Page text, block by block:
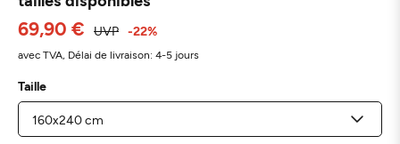
69,90 € UVP -22%
avec TVA, Délai de livraison: 4-5 jours
Taille